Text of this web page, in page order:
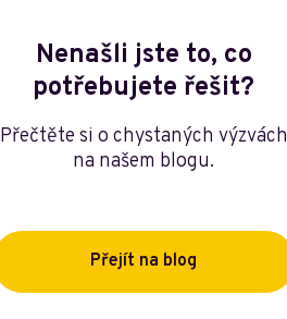
Nenašli jste to, co
potřebujete řešit?
Přečtěte si o chystaných výzvách
na našem blogu.
Přejít na blog